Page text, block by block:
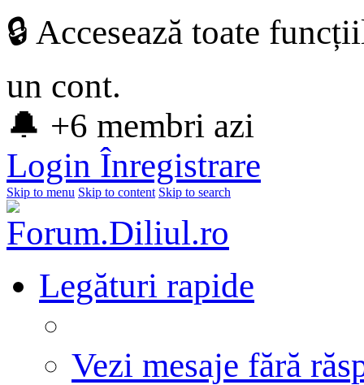
🔒 Accesează toate
un cont.
🔔 +6 membri azi
Login Înregistrare
Skip to menu Skip to content Skip to search
Legături rapide
Vezi mesaje fără